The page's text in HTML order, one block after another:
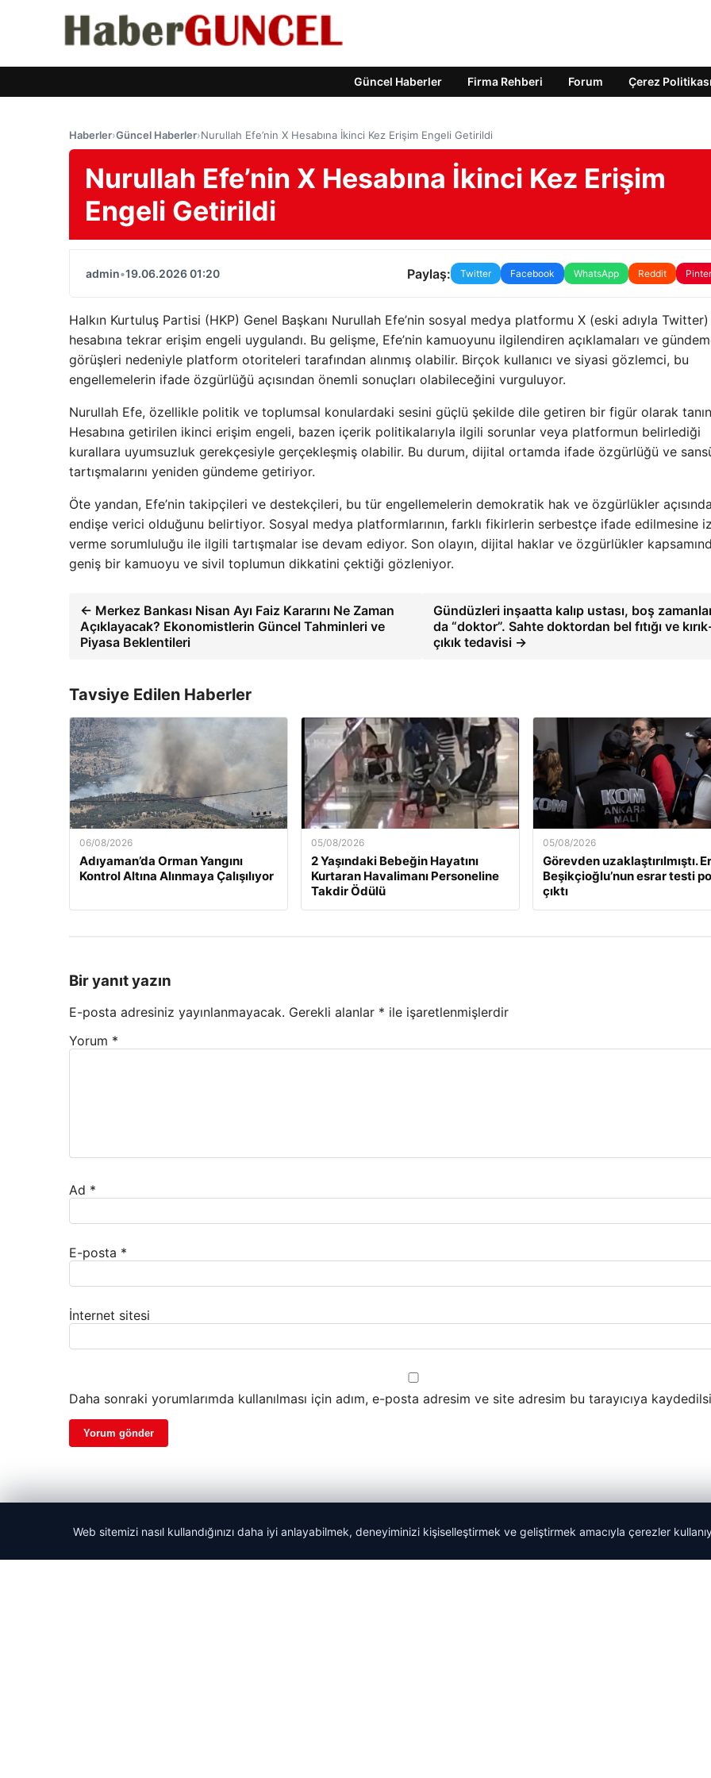
Güncel Haberler Firma Rehberi Forum Çerez Politikası
Haberler›Güncel Haberler›Nurullah Efe’nin X Hesabına İkinci Kez Erişim Engeli Getirildi
Nurullah Efe’nin X Hesabına İkinci Kez Erişim
Engeli Getirildi
admin•19.06.2026 01:20 Paylaş: Twitter Facebook WhatsApp Reddit
Halkın Kurtuluş Partisi (HKP) Genel Başkanı Nurullah Efe’nin sosyal medya platformu X (eski adıyla Twitter)
hesabına tekrar erişim engeli uygulandı. Bu gelişme, Efe’nin kamuoyunu ilgilendiren açıklamaları ve
görüşleri nedeniyle platform otoriteleri tarafından alınmış olabilir. Birçok kullanıcı ve siyasi gözlemci, bu
engellemelerin ifade özgürlüğü açısından önemli sonuçları olabileceğini vurguluyor.
Nurullah Efe, özellikle politik ve toplumsal konulardaki sesini güçlü şekilde dile getiren bir figür olarak
Hesabına getirilen ikinci erişim engeli, bazen içerik politikalarıyla ilgili sorunlar veya platformun belirlediği
kurallara uyumsuzluk gerekçesiyle gerçekleşmiş olabilir. Bu durum, dijital ortamda ifade özgürlüğü ve
tartışmalarını yeniden gündeme getiriyor.
Öte yandan, Efe’nin takipçileri ve destekçileri, bu tür engellemelerin demokratik hak ve özgürlükler
endişe verici olduğunu belirtiyor. Sosyal medya platformlarının, farklı fikirlerin serbestçe ifade edilmesine
verme sorumluluğu ile ilgili tartışmalar ise devam ediyor. Son olayın, dijital haklar ve özgürlükler
geniş bir kamuoyu ve sivil toplumun dikkatini çektiği gözleniyor.
← Merkez Bankası Nisan Ayı Faiz Kararını Ne Zaman
Açıklayacak? Ekonomistlerin Güncel Tahminleri ve
Piyasa Beklentileri
Gündüzleri inşaatta kalıp ustası, boş
da “doktor”. Sahte doktordan bel fıtığı ve
çıkık tedavisi →
Tavsiye Edilen Haberler
06/08/2026
Adıyaman’da Orman Yangını
Kontrol Altına Alınmaya Çalışılıyor
05/08/2026
2 Yaşındaki Bebeğin Hayatını
Kurtaran Havalimanı Personeline
Takdir Ödülü
05/08/2026
Görevden uzaklaştırılmıştı.
Beşikçioğlu’nun esrar testi
çıktı
Bir yanıt yazın
E-posta adresiniz yayınlanmayacak. Gerekli alanlar * ile işaretlenmişlerdir
Yorum *
Ad *
E-posta *
İnternet sitesi
Daha sonraki yorumlarımda kullanılması için adım, e-posta adresim ve site adresim bu tarayıcıya
Web sitemizi nasıl kullandığınızı daha iyi anlayabilmek, deneyiminizi kişiselleştirmek ve geliştirmek amacıyla çerezler